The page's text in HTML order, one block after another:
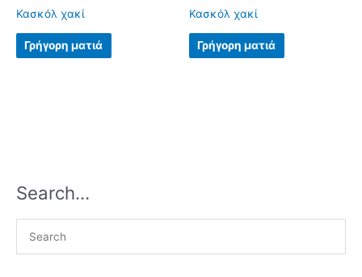
Κασκόλ χακί
Γρήγορη ματιά
Κασκόλ χακί
Γρήγορη ματιά
Search…